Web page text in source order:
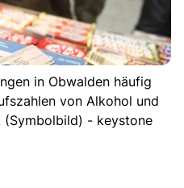
in Obwalden häufig
von Alkohol und
(Symbolbild) - keystone